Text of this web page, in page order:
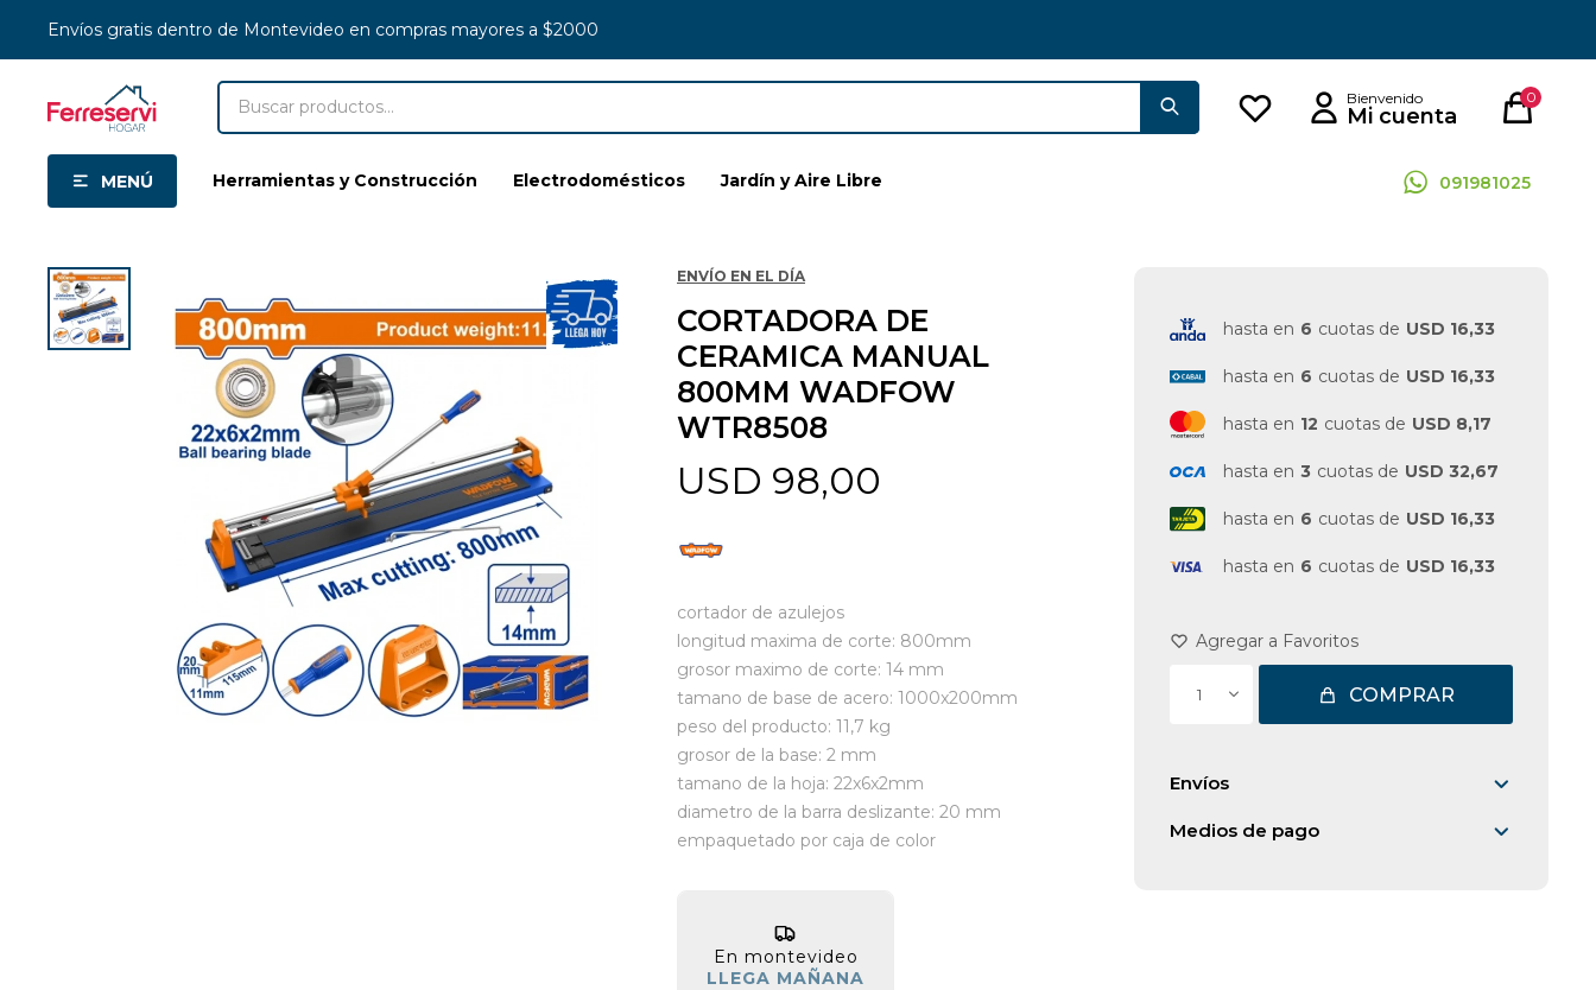
MENÚ Herramientas y Construcción Electrodomésticos Jardín y Aire Libre 091981025
0
Envíos gratis dentro de Montevideo en compras mayores a $2000
ENVÍO EN EL DÍA
CORTADORA DE
CERAMICA MANUAL
800MM WADFOW
WTR8508
USD 98,00
cortador de azulejos
longitud maxima de corte: 800mm
grosor maximo de corte: 14 mm
tamano de base de acero: 1000x200mm
peso del producto: 11,7 kg
grosor de la base: 2 mm
tamano de la hoja: 22x6x2mm
diametro de la barra deslizante: 20 mm
empaquetado por caja de color
En montevideo
LLEGA MAÑANA
hasta en 6 cuotas de USD 16,33
hasta en 6 cuotas de USD 16,33
hasta en 12 cuotas de USD 8,17
hasta en 3 cuotas de USD 32,67
hasta en 6 cuotas de USD 16,33
hasta en 6 cuotas de USD 16,33
1 COMPRAR
Envíos
Medios de pago